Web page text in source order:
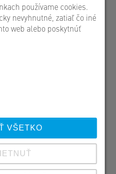
út 10.
používame cookies.
nevyhnutné, zatiaľ čo iné
web alebo poskytnúť
VŠETKO